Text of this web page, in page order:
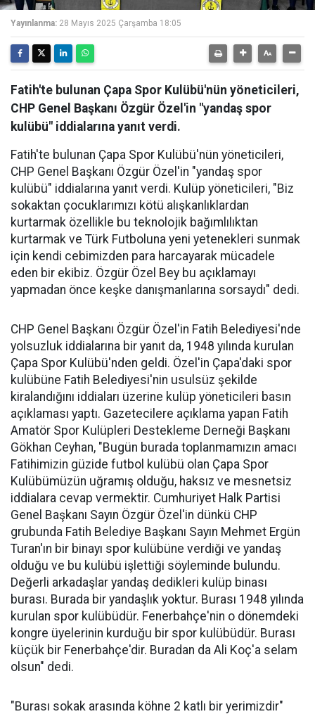
Yayınlanma: 28 Mayıs 2025 Çarşamba 18:05
Fatih'te bulunan Çapa Spor Kulübü'nün yöneticileri,
CHP Genel Başkanı Özgür Özel'in "yandaş spor
kulübü" iddialarına yanıt verdi.
Fatih'te bulunan Çapa Spor Kulübü'nün yöneticileri,
CHP Genel Başkanı Özgür Özel'in "yandaş spor
kulübü" iddialarına yanıt verdi. Kulüp yöneticileri, "Biz
sokaktan çocuklarımızı kötü alışkanlıklardan
kurtarmak özellikle bu teknolojik bağımlılıktan
kurtarmak ve Türk Futboluna yeni yetenekleri sunmak
için kendi cebimizden para harcayarak mücadele
eden bir ekibiz. Özgür Özel Bey bu açıklamayı
yapmadan önce keşke danışmanlarına sorsaydı" dedi.
CHP Genel Başkanı Özgür Özel'in Fatih Belediyesi'nde
yolsuzluk iddialarına bir yanıt da, 1948 yılında kurulan
Çapa Spor Kulübü'nden geldi. Özel'in Çapa'daki spor
kulübüne Fatih Belediyesi'nin usulsüz şekilde
kiralandığını iddiaları üzerine kulüp yöneticileri basın
açıklaması yaptı. Gazetecilere açıklama yapan Fatih
Amatör Spor Kulüpleri Destekleme Derneği Başkanı
Gökhan Ceyhan, "Bugün burada toplanmamızın amacı
Fatihimizin güzide futbol kulübü olan Çapa Spor
Kulübümüzün uğramış olduğu, haksız ve mesnetsiz
iddialara cevap vermektir. Cumhuriyet Halk Partisi
Genel Başkanı Sayın Özgür Özel'in dünkü CHP
grubunda Fatih Belediye Başkanı Sayın Mehmet Ergün
Turan'ın bir binayı spor kulübüne verdiği ve yandaş
olduğu ve bu kulübü işlettiği söyleminde bulundu.
Değerli arkadaşlar yandaş dedikleri kulüp binası
burası. Burada bir yandaşlık yoktur. Burası 1948 yılında
kurulan spor kulübüdür. Fenerbahçe'nin o dönemdeki
kongre üyelerinin kurduğu bir spor kulübüdür. Burası
küçük bir Fenerbahçe'dir. Buradan da Ali Koç'a selam
olsun" dedi.
"Burası sokak arasında köhne 2 katlı bir yerimizdir"